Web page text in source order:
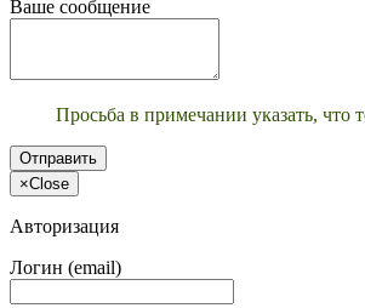
Ваше сообщение
Просьба в примечании указать, что
Отправить
×Close
Авторизация
Логин (email)